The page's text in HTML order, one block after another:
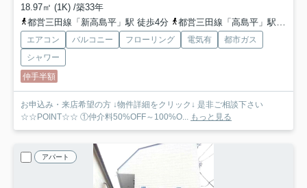
18.97㎡ (1K) /築33年
都営三田線「新高島平」駅 徒歩4分
都営三田線「高島平」駅 徒歩5分
エアコン バルコニー フローリング 電気有
都市ガス
シャワー
仲手半額
お申込み・来店希望の方 ↓物件詳細をクリック↓ 是非ご相談下さい
☆☆POINT☆☆ ①仲介料50%OFF～100%O...
もっと見る
アパート